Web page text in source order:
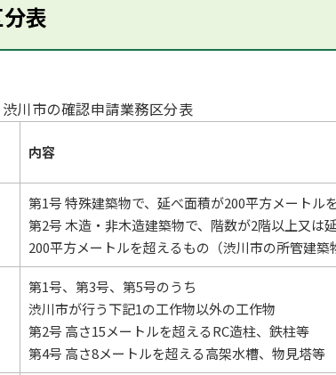
表
川市の確認申請業務区分表
内容
第1号 特殊建築物で、延べ面積が200平方メートル
第2号 木造・非木造建築物で、階数が2階以上又は
200平方メートルを超えるもの（渋川市の所管建築
第1号、第3号、第5号のうち
渋川市が行う下記1の工作物以外の工作物
第2号 高さ15メートルを超えるRC造柱、鉄柱等
第4号 高さ8メートルを超える高架水槽、物見塔等